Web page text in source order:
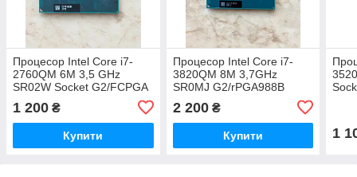
Процесор Intel Core i7-
2760QM 6M 3,5 GHz
SR02W Socket G2/FCPGA
1 200 ₴
Купити
Процесор Intel Core i7-
3820QM 8M 3,7GHz
SR0MJ G2/rPGA988B
2 200₴
Купити 1